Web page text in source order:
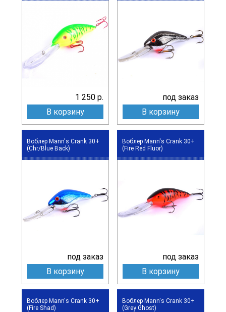
1 250 р.
В корзину
под заказ
В корзину
Воблер Mann's Crank 30+
(Chr/Blue Back)
под заказ
В корзину
Воблер Mann's Crank 30+
(Fire Red Fluor)
под заказ
В корзину
Воблер Mann's Crank 30+
(Fire Shad)
Воблер Mann's Crank 30+
(Grey Ghost)